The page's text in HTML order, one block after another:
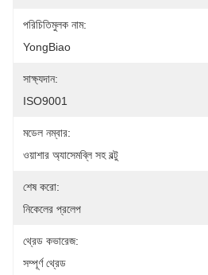
পরিচিতিমুলক নাম:
YongBiao
সাক্ষ্যদান:
ISO9001
মডেল নম্বার:
ওয়াশার অ্যাসেমব্লি সহ বল্টু
শেষ করো:
নিকেলের প্রলেপ
থ্রেড কভারেজ:
সম্পূর্ণ থ্রেড